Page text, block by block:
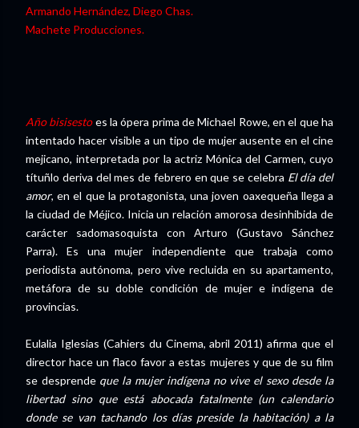
Armando Hernández, Diego Chas.
Machete Producciones.
Año bisisestoes la ópera prima de Michael Rowe, en el que ha
intentado hacer visible a un tipo de mujer ausente en el cine
mejicano, interpretada por la actriz Mónica del Carmen, cuyo
títuñlo deriva del mes de febrero en que se celebra El día del
amor, en el que la protagonista, una joven oaxequeña llega a
la ciudad de Méjico. Inicia un relación amorosa desinhibida de
carácter sadomasoquista con Arturo (Gustavo Sánchez
Parra). Es una mujer independiente que trabaja como
periodista autónoma, pero vive recluida en su apartamento,
metáfora de su doble condición de mujer e indígena de
provincias.
Eulalia Iglesias (Cahiers du Cinema, abril 2011) afirma que el
director hace un flaco favor a estas mujeres y que de su film
se desprende que la mujer indígena no vive el sexo desde la
libertad sino que está abocada fatalmente (un calendario
donde se van tachando los días preside la habitación) a la